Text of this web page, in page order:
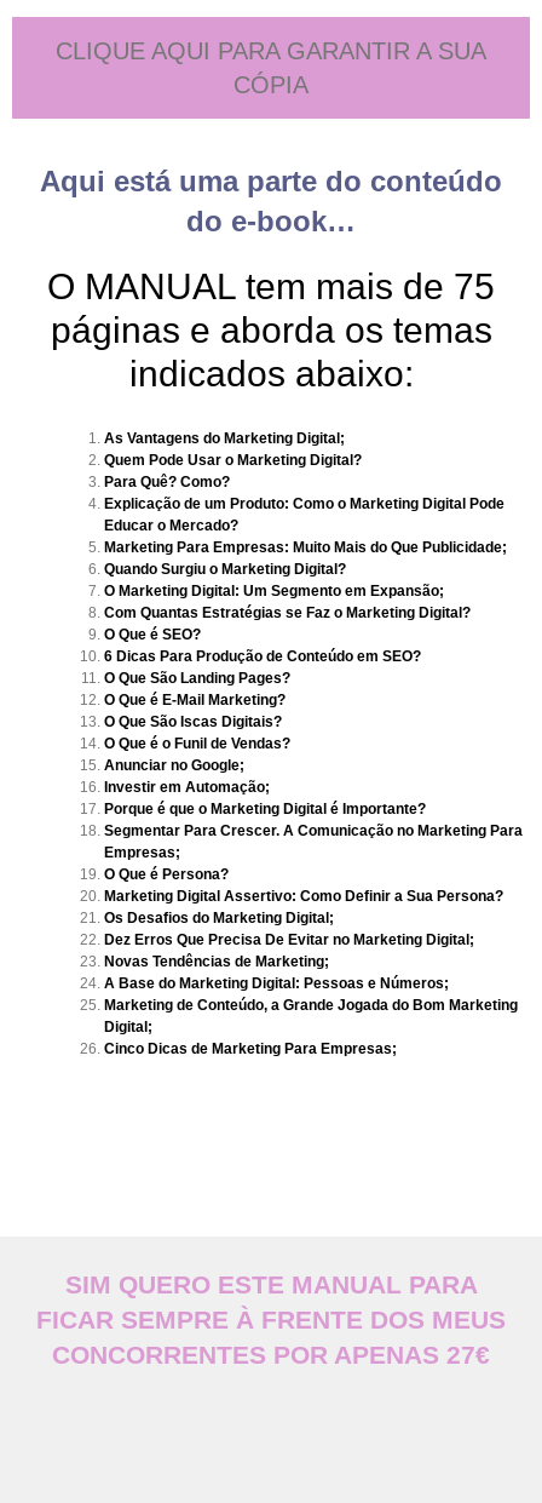
CLIQUE AQUI PARA GARANTIR A SUA
CÓPIA
Aqui está uma parte do conteúdo
do e-book…
O MANUAL tem mais de 75
páginas e aborda os temas
indicados abaixo:
As Vantagens do Marketing Digital;
Quem Pode Usar o Marketing Digital?
Para Quê? Como?
Explicação de um Produto: Como o Marketing Digital Pode
Educar o Mercado?
Marketing Para Empresas: Muito Mais do Que Publicidade;
Quando Surgiu o Marketing Digital?
O Marketing Digital: Um Segmento em Expansão;
Com Quantas Estratégias se Faz o Marketing Digital?
O Que é SEO?
6 Dicas Para Produção de Conteúdo em SEO?
O Que São Landing Pages?
O Que é E-Mail Marketing?
O Que São Iscas Digitais?
O Que é o Funil de Vendas?
Anunciar no Google;
Investir em Automação;
Porque é que o Marketing Digital é Importante?
Segmentar Para Crescer. A Comunicação no Marketing Para
Empresas;
O Que é Persona?
Marketing Digital Assertivo: Como Definir a Sua Persona?
Os Desafios do Marketing Digital;
Dez Erros Que Precisa De Evitar no Marketing Digital;
Novas Tendências de Marketing;
A Base do Marketing Digital: Pessoas e Números;
Marketing de Conteúdo, a Grande Jogada do Bom Marketing
Digital;
Cinco Dicas de Marketing Para Empresas;
SIM QUERO ESTE MANUAL PARA
FICAR SEMPRE À FRENTE DOS MEUS
CONCORRENTES POR APENAS 27€